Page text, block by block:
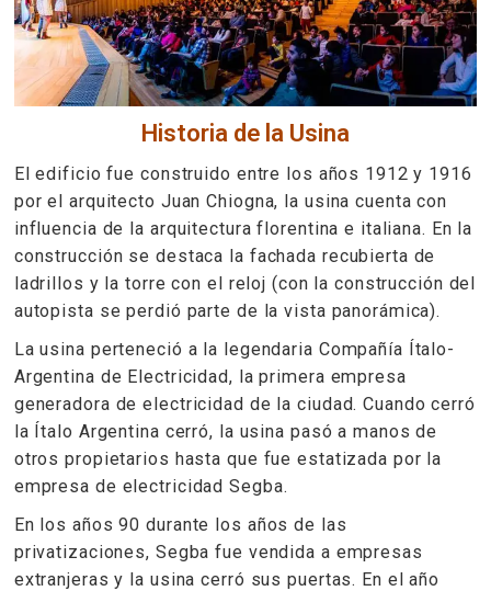
Historia de la Usina
El edificio fue construido entre los años 1912 y 1916
por el arquitecto Juan Chiogna, la usina cuenta con
influencia de la arquitectura florentina e italiana. En la
construcción se destaca la fachada recubierta de
ladrillos y la torre con el reloj (con la construcción del
autopista se perdió parte de la vista panorámica).
La usina perteneció a la legendaria Compañía Ítalo-
Argentina de Electricidad, la primera empresa
generadora de electricidad de la ciudad. Cuando cerró
la Ítalo Argentina cerró, la usina pasó a manos de
otros propietarios hasta que fue estatizada por la
empresa de electricidad Segba.
En los años 90 durante los años de las
privatizaciones, Segba fue vendida a empresas
extranjeras y la usina cerró sus puertas. En el año